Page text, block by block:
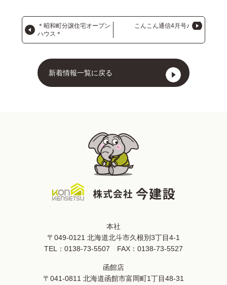
＊昭和町分譲住宅オープン
ハウス＊
こんこん通信4月号♪
新着情報一覧に戻る
本社
〒049-0121 北海道北斗市久根別3丁目4-1
TEL： 0138-73-5507 FAX：0138-73-5527
函館店
〒041-0811 北海道函館市富岡町1丁目48-31